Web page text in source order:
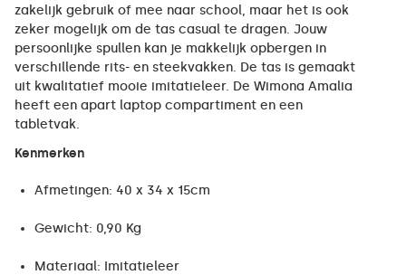
zakelijk gebruik of mee naar school, maar het is ook
zeker mogelijk om de tas casual te dragen. Jouw
persoonlijke spullen kan je makkelijk opbergen in
verschillende rits- en steekvakken. De tas is gemaakt
uit kwalitatief mooie imitatieleer. De Wimona Amalia
heeft een apart laptop compartiment en een
tabletvak.
Kenmerken
Afmetingen: 40 x 34 x 15cm
Gewicht: 0,90 Kg
Materiaal: Imitatieleer